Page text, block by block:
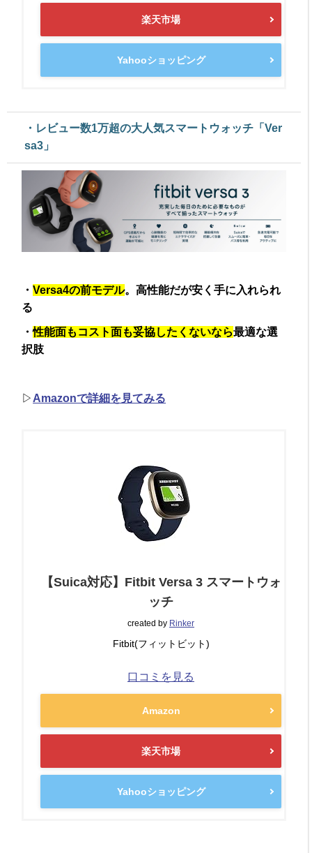
楽天市場
Yahooショッピング
・レビュー数1万超の大人気スマートウォッチ「Ver
sa3」
・Versa4の前モデル。高性能だが安く手に入れられ
る
・性能面もコスト面も妥協したくないなら最適な選
択肢
▷ Amazonで詳細を見てみる
【Suica対応】Fitbit Versa 3 スマートウォ
ッチ
created by Rinker
Fitbit(フィットビット)
口コミを見る
Amazon
楽天市場
Yahooショッピング